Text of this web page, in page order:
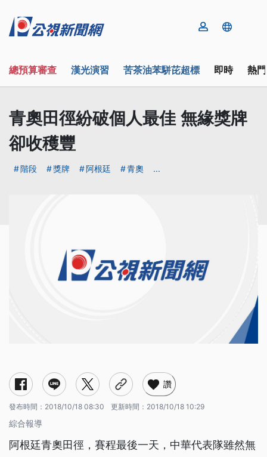
總預算審查 漢光演習 苦茶油苯駢芘超標 即時 熱
青奧田徑紛破個人最佳 無緣獎牌
卻收穫豐
階段 獎牌 阿根廷 青奧 ...
讚
發布時間： 2018/10/18 08:30 更新時間： 2018/10/18 10:29
綜合報導
阿根廷青奧田徑，賽程最後一天，中華代表隊雖然無